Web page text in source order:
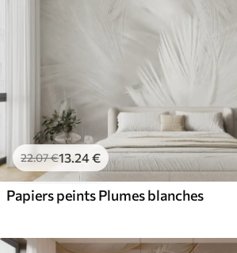
22.07€13.24€
Papiers peints Plumes blanches